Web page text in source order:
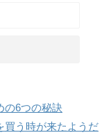
の6つの秘訣
買う時が来たようだ